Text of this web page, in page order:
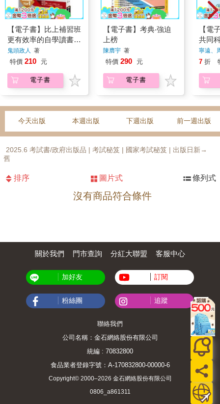
【電子書】比上補習班
更有效率的自學讀書
法：腦科學實證，司法
特考一次過關菁英的自
鬼頭政人 著
特價 210 元
電子書
【電子書】考典‧強迫
上榜
陳膺宇 著
特價 290 元
電子書
【電
共同
寧遠、
7 折
今天出版 本週出版 下週出版 前一週出版
2025.6 考試書/政府出版品 | 考試秘笈 | 國家考試秘笈 | 出版日新→
舊
排序 圖片式 條列式
沒有商品符合條件
關於我們 門市查詢 分紅大聯盟 客服中心
加好友 訂閱
粉絲團 追蹤
聯絡我們
公司名稱：金石網絡股份有限公司
統編 : 70832800
食品業者登錄字號：A-170832800-00000-6
Copyright© 2000–2026 金石網絡股份有限公司
0806_a861311